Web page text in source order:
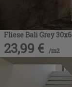
Fliese Bali Grey
23,99 € /m2